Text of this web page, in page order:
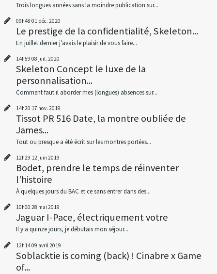
Trois longues années sans la moindre publication sur...
09h48 01 déc. 2020
Le prestige de la confidentialité, Skeleton...
En juillet dernier j'avais le plaisir de vous faire...
14h59 08 juil. 2020
Skeleton Concept le luxe de la
personnalisation...
Comment faut il aborder mes (longues) absences sur...
14h20 17 nov. 2019
Tissot PR 516 Date, la montre oubliée de
James...
Tout ou presque a été écrit sur les montres portées...
12h29 12 juin 2019
Bodet, prendre le temps de réinventer
l'histoire
À quelques jours du BAC et ce sans entrer dans des...
10h00 28 mai 2019
Jaguar I-Pace, électriquement votre
Il y a quinze jours, je débutais mon séjour...
12h1409 avril 2019
Soblacktie is coming (back) ! Cinabre x Game
of...